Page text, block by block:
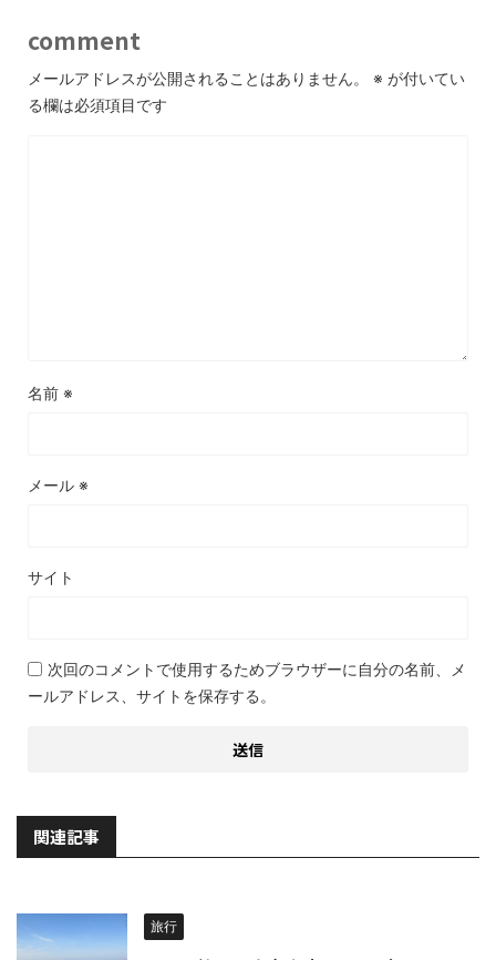
comment
メールアドレスが公開されることはありません。 ※ が付いてい
る欄は必須項目です
名前 ※
メール ※
サイト
次回のコメントで使用するためブラウザーに自分の名前、メ
ールアドレス、サイトを保存する。
関連記事
旅行